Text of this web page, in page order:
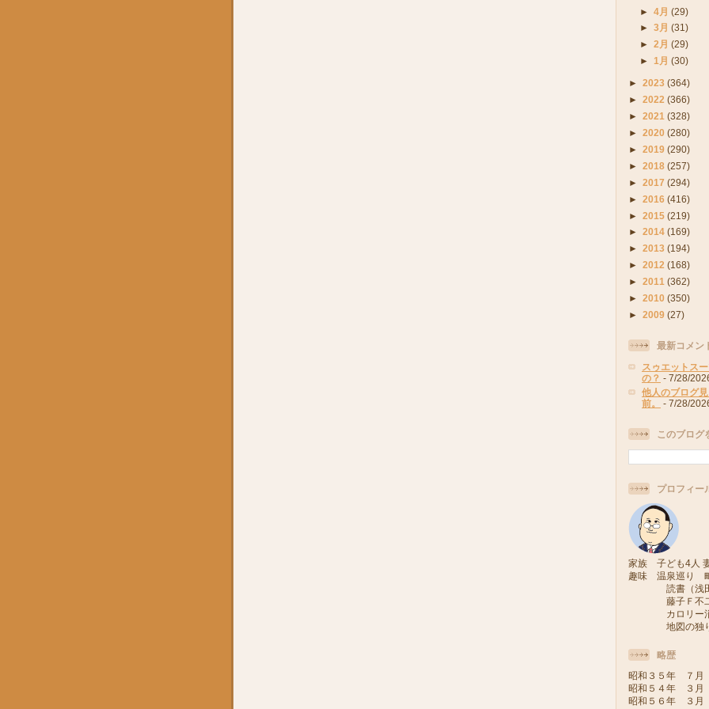
►4月(29)
►3月(31)
►2月(29)
► 1月(30)
► 2023 (364)
► 2022 (366)
► 2021 (328)
► 2020 (280)
► 2019 (290)
► 2018 (257)
► 2017 (294)
► 2016 (416)
► 2015 (219)
► 2014 (169)
► 2013 (194)
► 2012 (168)
► 2011 (362)
► 2010 (350)
► 2009 (27)
最新コメン
スゥエットス
の？ - 7/28/
他人のブログ
前。
- 7/28/
このブログ
プロフィー
家族 子ども4人
趣味 温泉巡り
読書（浅田
藤子Ｆ不二
カロリー消
地図の独り
略歴
昭和３５年 ７
昭和５４年 ３
昭和５６年 ３